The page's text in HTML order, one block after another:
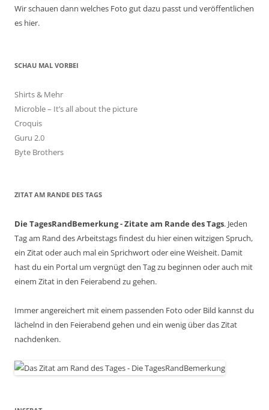
Wir schauen dann welches Foto gut dazu passt und veröffentlichen
es hier.
SCHAU MAL VORBEI
Shirts & Mehr
Microble – It’s all about the picture
Croquis
Guru 2.0
Byte Brothers
ZITAT AM RANDE DES TAGS
Die TagesRandBemerkung - Zitate am Rande des Tags. Jeden
Tag am Rand des Arbeitstags findest du hier einen witzigen Spruch,
ein Zitat oder auch mal ein Sprichwort oder eine Weisheit. Damit
hast du ein Portal um vergnügt den Tag zu beginnen oder auch mit
einem Zitat in den Feierabend zu gehen.
Immer angereichert mit einem passenden Foto oder Bild kannst du
lächelnd in den Feierabend gehen und ein wenig über das Zitat
nachdenken.